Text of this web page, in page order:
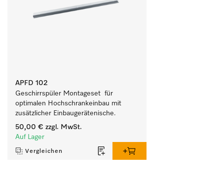
APFD 102
Geschirrspüler Montageset  für
optimalen Hochschrankeinbau mit
zusätzlicher Einbaugerätenische.
50,00 € zzgl. MwSt.
Auf Lager
Vergleichen